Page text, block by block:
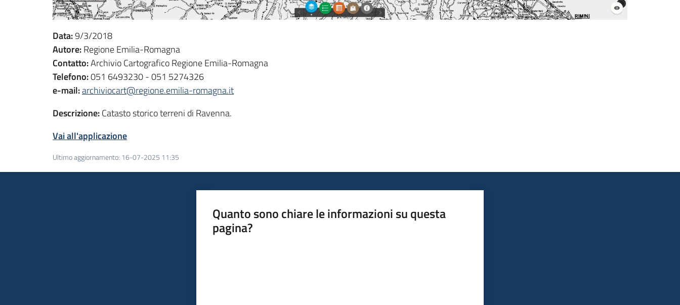
Data:9/3/2018
Autore:Regione Emilia-Romagna
Contatto:Archivio Cartografico Regione Emilia-Romagna
Telefono:051 6493230 - 051 5274326
e-mail:archiviocart@regione.emilia-romagna.it
Descrizione:Catasto storico terreni di Ravenna.
Vai all'applicazione
Ultimo aggiornamento: 16-07-2025 11:35
Quanto sono chiare le informazioni su questa
pagina?